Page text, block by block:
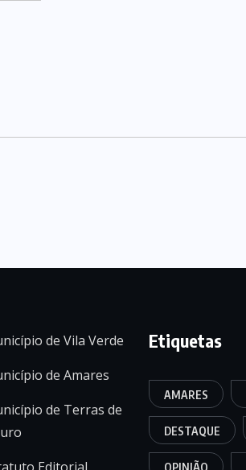
de Vila Verde
de Amares
de Terras de
Etiquetas
AMARES
DESTAQUE
OPINIÃO